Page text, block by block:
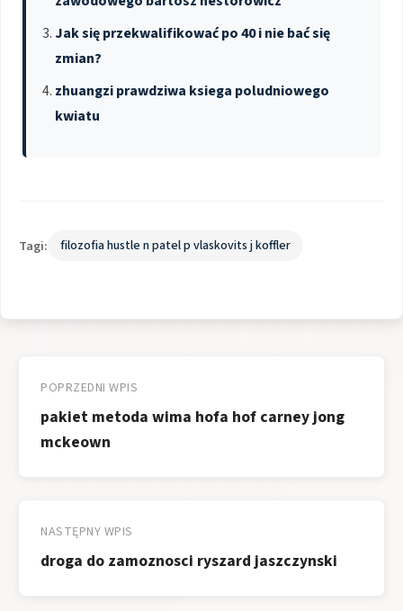
Jak się przekwalifikować po 40 i nie bać się
zmian?
zhuangzi prawdziwa ksiega poludniowego
kwiatu
Tagi: filozofia hustle n patel p vlaskovits j koffler
wpisu
POPRZEDNI WPIS
pakiet metoda wima hofa hof carney jong
mckeown
NASTĘPNY WPIS
droga do zamoznosci ryszard jaszczynski